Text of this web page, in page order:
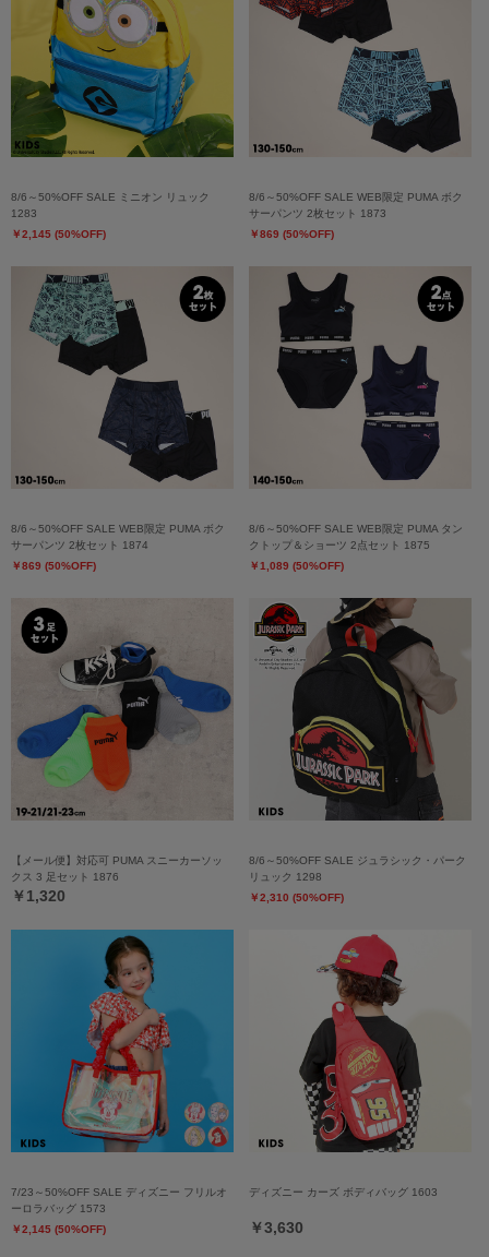
8/6～50%OFF SALE ミニオン リュック
1283
￥2,145 (50%OFF)
8/6～50%OFF SALE WEB限定 PUMA ボク
サーパンツ 2枚セット 1873
￥869 (50%OFF)
8/6～50%OFF SALE WEB限定 PUMA ボク
サーパンツ 2枚セット 1874
￥869 (50%OFF)
8/6～50%OFF SALE WEB限定 PUMA タン
クトップ＆ショーツ 2点セット 1875
￥1,089 (50%OFF)
【メール便】対応可 PUMA スニーカーソッ
クス 3 足セット 1876
￥1,320
8/6～50%OFF SALE ジュラシック・パーク
リュック 1298
￥2,310 (50%OFF)
7/23～50%OFF SALE ディズニー フリルオ
ーロラバッグ 1573
￥2,145 (50%OFF)
ディズニー カーズ ボディバッグ 1603
￥3,630